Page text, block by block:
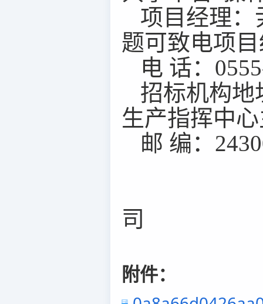
项目经理：
题可致电项
电 话：
招标机构地
生产指挥中心
邮 编：
司
附件：